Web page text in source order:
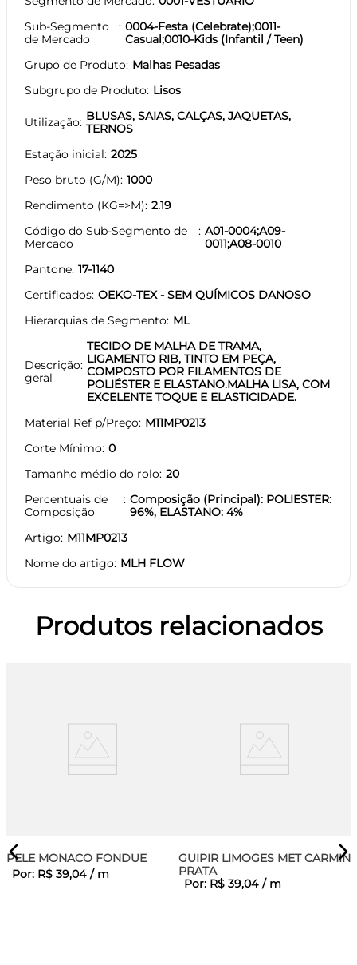
Sub-Segmento
de Mercado
0004-Festa (Celebrate);0011-
Casual;0010-Kids (Infantil / Teen)
Grupo de Produto Malhas Pesadas
Subgrupo de Produto Lisos
Utilização BLUSAS, SAIAS, CALÇAS, JAQUETAS,
TERNOS
Estação inicial 2025
Peso bruto (G/M) 1000
Rendimento (KG=>M) 2.19
Código do Sub-Segmento de
Mercado
A01-0004;A09-
0011;A08-0010
Pantone 17-1140
Certificados OEKO-TEX - SEM QUÍMICOS DANOSO
Hierarquias de Segmento ML
Descrição
geral
TECIDO DE MALHA DE TRAMA,
LIGAMENTO RIB, TINTO EM PEÇA,
COMPOSTO POR FILAMENTOS DE
POLIÉSTER E ELASTANO.MALHA LISA, COM
EXCELENTE TOQUE E ELASTICIDADE.
Material Ref p/Preço M11MP0213
Corte Mínimo 0
Tamanho médio do rolo 20
Percentuais de
Composição
Composição (Principal): POLIESTER:
96%, ELASTANO: 4%
Artigo M11MP0213
Nome do artigo MLH FLOW
Produtos relacionados
PELE MONACO FONDUE
Por: R$ 39,04 / m
GUIPIR LIMOGES MET CARMINE
PRATA
Por: R$ 39,04 / m